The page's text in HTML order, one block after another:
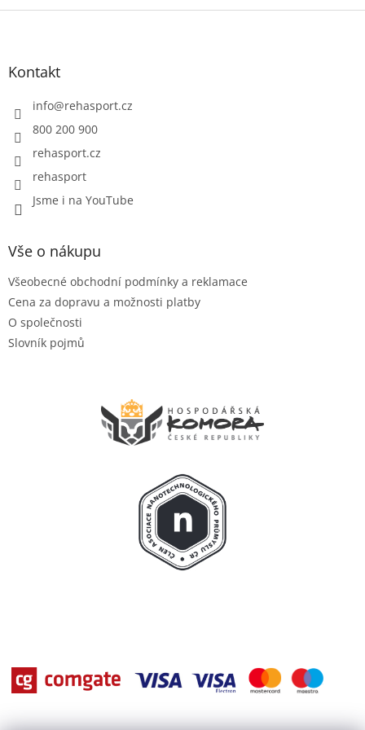
Z
Kontakt
info@rehasport.cz
800 200 900
rehasport.cz
rehasport
Jsme i na YouTube
Vše o nákupu
Všeobecné obchodní podmínky a reklamace
Cena za dopravu a možnosti platby
O společnosti
Slovník pojmů